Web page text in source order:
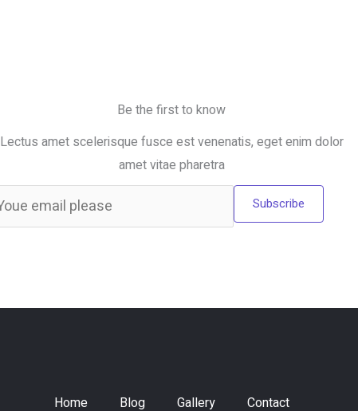
Be the first to know
Lectus amet scelerisque fusce est venenatis, eget enim dolor
amet vitae pharetra
Subscribe
Home Blog Gallery Contact